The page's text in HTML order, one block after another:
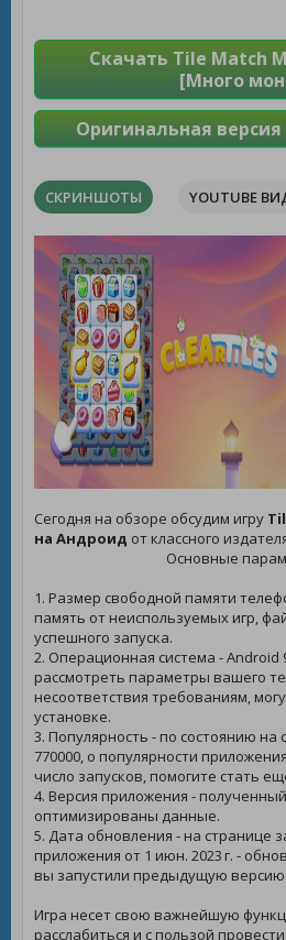
Скачать Tile Match
[Много
Оригинальная версия
СКРИНШОТЫ YOUTUBE
Сегодня на обзоре обсудим игру
на Андроид от классного
Основные
1. Размер свободной памяти
память от неиспользуемых игр,
успешного запуска.
2. Операционная система - Android
рассмотреть параметры вашего
несоответствия требованиям,
установке.
3. Популярность - по состоянию на
770000, о популярности
число запусков, помогите стать
4. Версия приложения -
оптимизированы данные.
5. Дата обновления - на странице
приложения от 1 июн. 2023 г. -
вы запустили предыдущую версию.
Игра несет свою важнейшую
расслабиться и с пользой